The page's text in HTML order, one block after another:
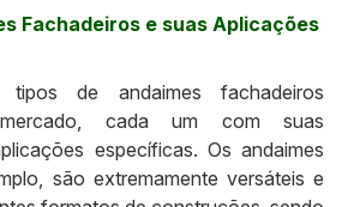
Fachadeiros e suas Aplicações
tipos de andaimes fachadeiros
cada um com suas
específicas. Os andaimes
são extremamente versáteis e